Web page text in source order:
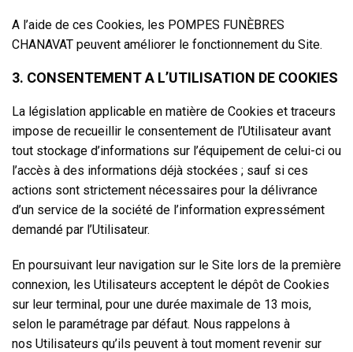
A l’aide de ces Cookies, les POMPES FUNÈBRES
CHANAVAT peuvent améliorer le fonctionnement du Site.
3. CONSENTEMENT A L’UTILISATION DE COOKIES
La législation applicable en matière de Cookies et traceurs
impose de recueillir le consentement de l’Utilisateur avant
tout stockage d’informations sur l’équipement de celui-ci ou
l’accès à des informations déjà stockées ; sauf si ces
actions sont strictement nécessaires pour la délivrance
d’un service de la société de l’information expressément
demandé par l’Utilisateur.
En poursuivant leur navigation sur le Site lors de la première
connexion, les Utilisateurs acceptent le dépôt de Cookies
sur leur terminal, pour une durée maximale de 13 mois,
selon le paramétrage par défaut. Nous rappelons à
nos Utilisateurs qu’ils peuvent à tout moment revenir sur